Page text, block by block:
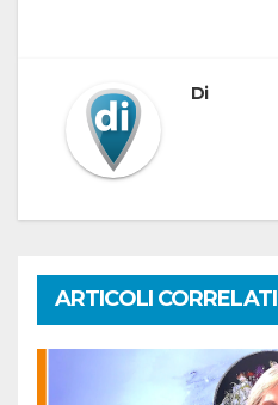
Di
ARTICOLI CORRELATI